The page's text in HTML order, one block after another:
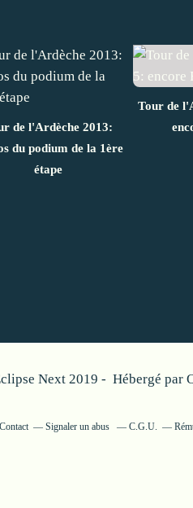
de l'Ardèche 2013:
du podium de la 1ère
étape
Tour de
Next 2019 - Hébergé par
Contact Signaler un abus C.G.U.